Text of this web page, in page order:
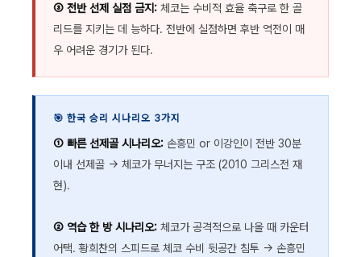
③ 전반 선제 실점 금지: 체코는 수비적 효율 축구로 한 골
리드를 지키는 데 능하다. 전반에 실점하면 후반 역전이 매
우 어려운 경기가 된다.
🎯 한국 승리 시나리오 3가지
① 빠른 선제골 시나리오: 손흥민 or 이강인이 전반 30분
이내 선제골 → 체코가 무너지는 구조 (2010 그리스전 재
현).
② 역습 한 방 시나리오: 체코가 공격적으로 나올 때 카운터
어택. 황희찬의 스피드로 체코 수비 뒷공간 침투 → 손흥민